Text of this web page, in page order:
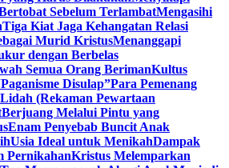
Sebelum TerlambatMengasihi
Tiga Kiat Jaga Kehangatan Relasi
Murid KristusMenanggapi
dengan Berbelas
Semua Orang BerimanKultus
Disulap”Para Pemenang
(Rekaman Pewartaan
Berjuang Melalui Pintu yang
Enam Penyebab Buncit Anak
Usia Ideal untuk MenikahDampak
PernikahanKristus Melemparkan